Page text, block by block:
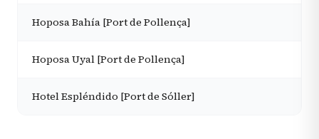
Hoposa Bahía [Port de Pollença]
Hoposa Uyal [Port de Pollença]
Hotel Espléndido [Port de Sóller]